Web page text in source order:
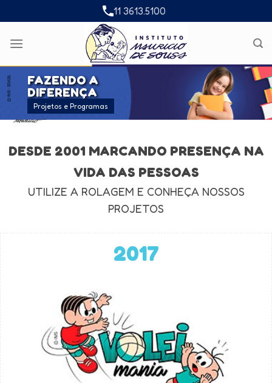
to
content
11 3613.5100
FAZENDO A
DIFERENÇA
Projetos e Programas
DESDE 2001 MARCANDO PRESENÇA NA
VIDA DAS PESSOAS
UTILIZE A ROLAGEM E CONHEÇA NOSSOS
PROJETOS
2017